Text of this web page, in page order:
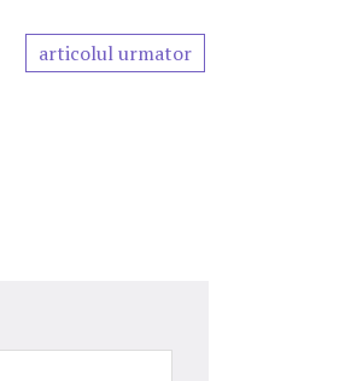
articolul urmator